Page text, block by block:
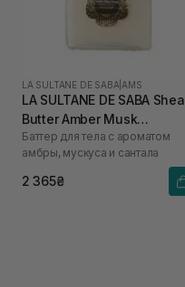
LA SULTANE DE SABA AMS
LA SULTANE DE SABA Shea
Butter Amber Musk
Sandalwood 300 мл
Баттер для тела с ароматом
амбры, мускуса и сантала
2 365₴